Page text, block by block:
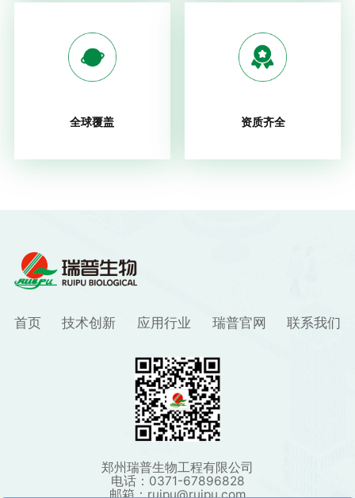
全球覆盖 资质齐全
首页 技术创新 应用行业 瑞普官网 联系我们
郑州瑞普生物工程有限公司
电话：0371-67896828
邮箱：ruipu@ruipu.com